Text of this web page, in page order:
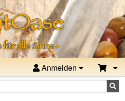
Anmelden